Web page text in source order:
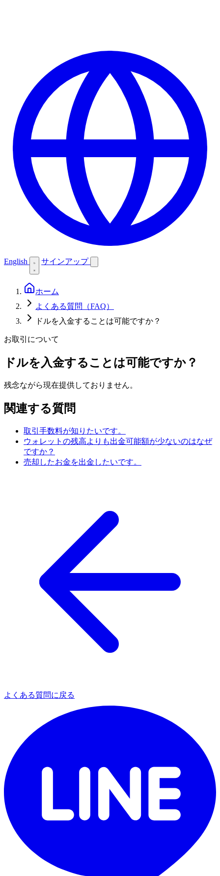
English サインアップ
ホーム
よくある質問（FAQ）
ドルを入金することは可能ですか？
お取引について
ドルを入金することは可能ですか？
残念ながら現在提供しておりません。
関連する質問
取引手数料が知りたいです。
ウォレットの残高よりも出金可能額が少ないのはなぜ
ですか？
売却したお金を出金したいです。
よくある質問に戻る